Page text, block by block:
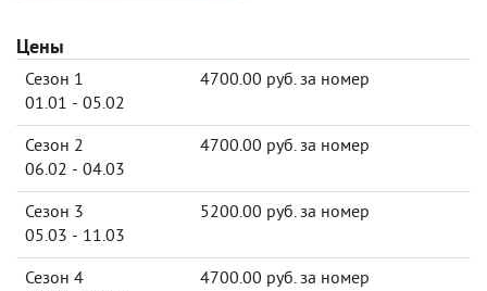
Цены
Сезон 1
01.01 - 05.02
4700.00 руб. за номер
Сезон 2
06.02 - 04.03
4700.00 руб. за номер
Сезон 3
05.03 - 11.03
5200.00 руб. за номер
Сезон 4
4700.00 руб. за номер